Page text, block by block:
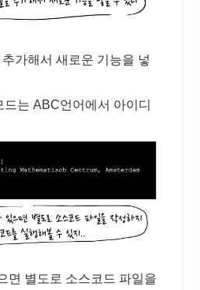
가해서 새로운 기능을 넣
는 ABC언어에서 아이디
면 별도로 소스코드 파일을